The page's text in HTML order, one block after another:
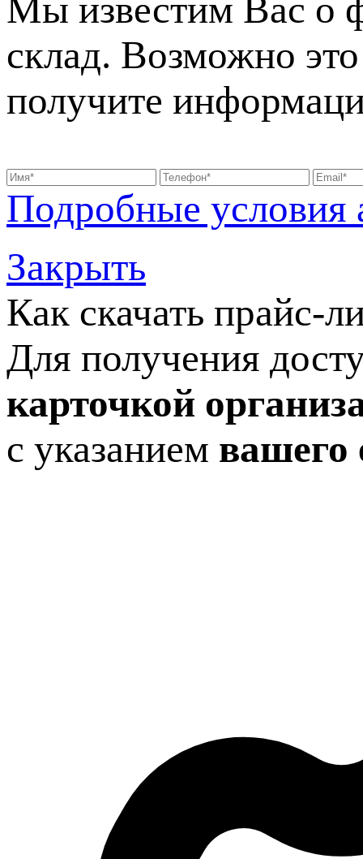
Мы известим Вас о
склад. Возможно
получите
Подробные условия
Закрыть
Как скачать прайс-
Для получения
карточкой
с указанием вашего